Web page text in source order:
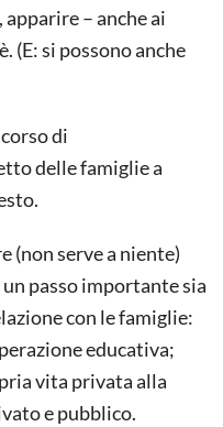
– anche ai
(E: si possono anche
di
delle famiglie a
(non serve a niente)
passo importante sia
con le famiglie:
educativa;
vita privata alla
e pubblico.